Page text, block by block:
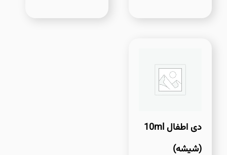
دی اطفال 10ml
(شیشه)